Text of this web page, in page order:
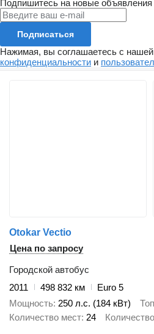
Подпишитесь на новые объявления
Подписаться
Нажимая, вы соглашаетесь с нашей
конфиденциальности и
Otokar Vectio
Цена по запросу
Городской автобус
2011
498 832 км
Euro 5
Мощность 250 л.с. (184 кВт)
Количество мест 24